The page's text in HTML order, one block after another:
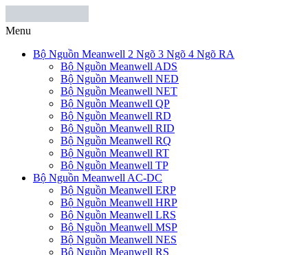
Menu
Bộ Nguồn Meanwell 2 Ngõ 3 Ngõ 4 Ngõ RA
Bộ Nguồn Meanwell ADS
Bộ Nguồn Meanwell NED
Bộ Nguồn Meanwell NET
Bộ Nguồn Meanwell QP
Bộ Nguồn Meanwell RD
Bộ Nguồn Meanwell RID
Bộ Nguồn Meanwell RQ
Bộ Nguồn Meanwell RT
Bộ Nguồn Meanwell TP
Bộ Nguồn Meanwell AC-DC
Bộ Nguồn Meanwell ERP
Bộ Nguồn Meanwell HRP
Bộ Nguồn Meanwell LRS
Bộ Nguồn Meanwell MSP
Bộ Nguồn Meanwell NES
Bộ Nguồn Meanwell RS